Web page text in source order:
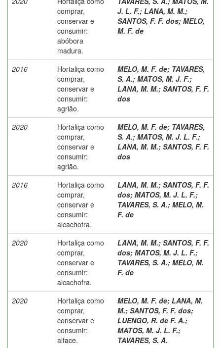
comprar,
conservar e
consumir:
abóbora
madura.
J. L. F.; LANA, M. M.;
SANTOS, F. F. dos; MELO,
M. F. de
2016
Hortaliça como
comprar,
conservar e
consumir:
agrião.
MELO, M. F. de; TAVARES,
S. A.; MATOS, M. J. F.;
LANA, M. M.; SANTOS, F. F.
dos
2020
Hortaliça como
comprar,
conservar e
consumir:
agrião.
MELO, M. F. de; TAVARES,
S. A.; MATOS, M. J. L. F.;
LANA, M. M.; SANTOS, F. F.
dos
2016
Hortaliça como
comprar,
conservar e
consumir:
alcachofra.
LANA, M. M.; SANTOS, F. F.
dos; MATOS, M. J. L. F.;
TAVARES, S. A.; MELO, M.
F. de
2020
Hortaliça como
comprar,
conservar e
consumir:
alcachofra.
LANA, M. M.; SANTOS, F. F.
dos; MATOS, M. J. L. F.;
TAVARES, S. A.; MELO, M.
F. de
2020
Hortaliça como
comprar,
conservar e
consumir:
alface.
MELO, M. F. de; LANA, M.
M.; SANTOS, F. F. dos;
LUENGO, R. de F. A.;
MATOS, M. J. L. F.;
TAVARES, S. A.